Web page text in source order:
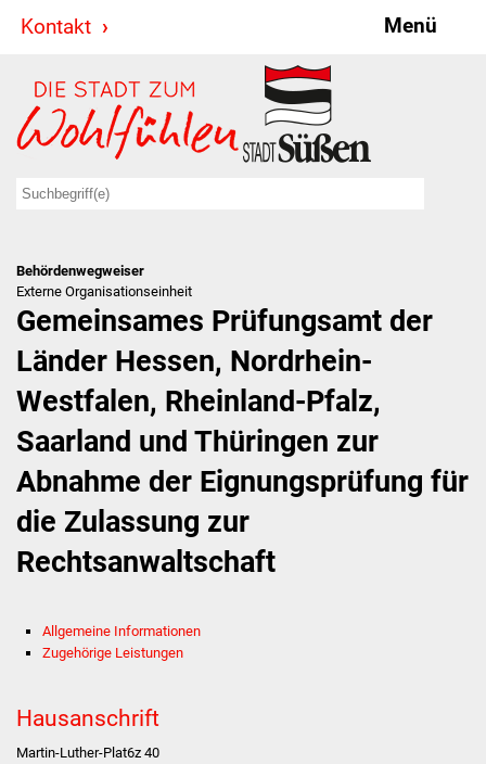
Kontakt Menü
Stadt & Politik
Bürgermeister
Ratsinformationssystem
Summerrockfestival
Hallenbadparty
Stadtverwaltung
Behördenwegweiser
Externe Organisationseinheit
Gemeinsames Prüfungsamt der
Länder Hessen, Nordrhein-
Westfalen, Rheinland-Pfalz,
Saarland und Thüringen zur
Abnahme der Eignungsprüfung für
die Zulassung zur
Rechtsanwaltschaft
Allgemeine Informationen
Zugehörige Leistungen
Hausanschrift
Martin-Luther-Plat6z 40